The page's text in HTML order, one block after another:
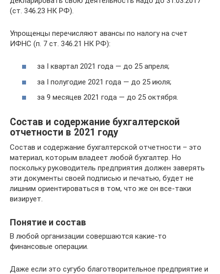
(ст. 346.23 НК РФ).
Упрощенцы перечисляют авансы по налогу на счет
ИФНС (п. 7 ст. 346.21 НК РФ):
за I квартал 2021 года — до 25 апреля;
за I полугодие 2021 года — до 25 июля;
за 9 месяцев 2021 года — до 25 октября.
Состав и содержание бухгалтерской
отчетности в 2021 году
Состав и содержание бухгалтерской отчетности – это
материал, которым владеет любой бухгалтер. Но
поскольку руководитель предприятия должен заверять
эти документы своей подписью и печатью, будет не
лишним ориентироваться в том, что же он все-таки
визирует.
Понятие и состав
В любой организации совершаются какие-то
финансовые операции.
Даже если это сугубо благотворительное предприятие и